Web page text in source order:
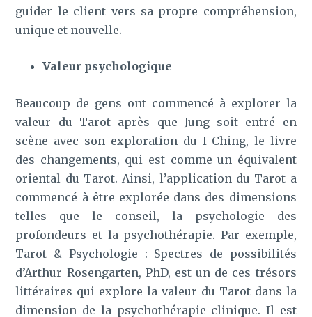
guider le client vers sa propre compréhension,
unique et nouvelle.
Valeur psychologique
Beaucoup de gens ont commencé à explorer la
valeur du Tarot après que Jung soit entré en
scène avec son exploration du I-Ching, le livre
des changements, qui est comme un équivalent
oriental du Tarot. Ainsi, l’application du Tarot a
commencé à être explorée dans des dimensions
telles que le conseil, la psychologie des
profondeurs et la psychothérapie. Par exemple,
Tarot & Psychologie : Spectres de possibilités
d’Arthur Rosengarten, PhD, est un de ces trésors
littéraires qui explore la valeur du Tarot dans la
dimension de la psychothérapie clinique. Il est